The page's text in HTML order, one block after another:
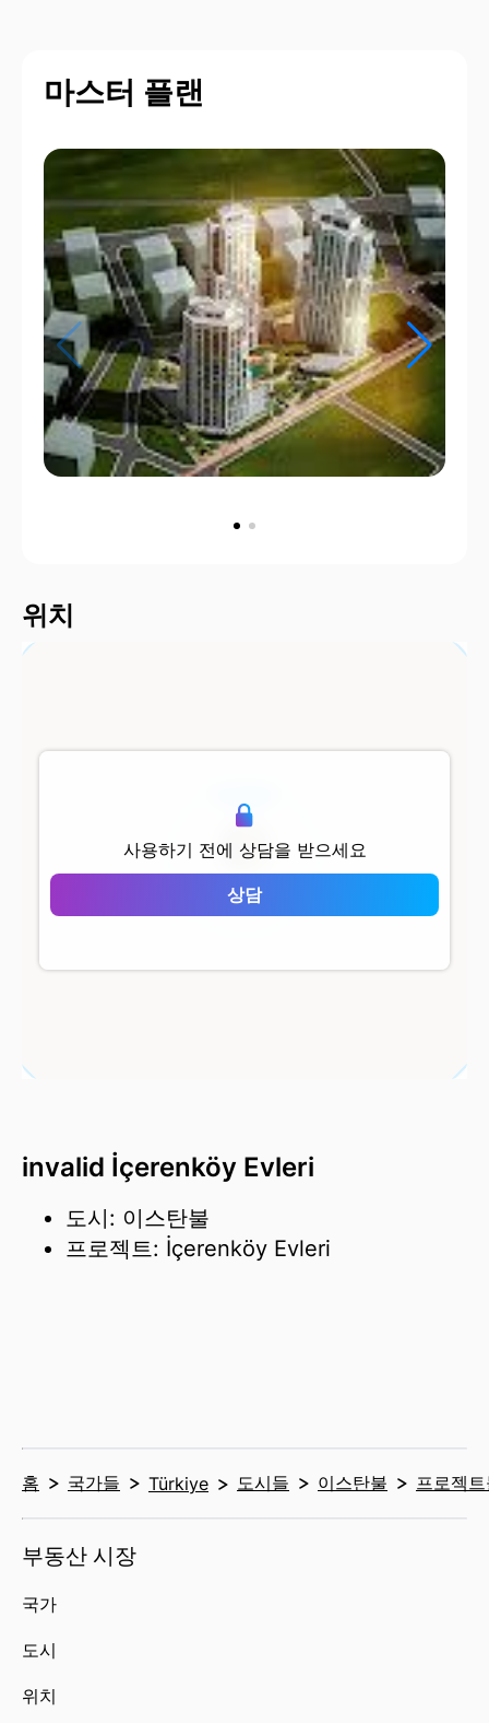
마스터 플랜
위치
사용하기 전에 상담을 받으세요
상담
İçerenköy Evleri
invalid İçerenköy Evleri
도시: 이스탄불
프로젝트: İçerenköy Evleri
홈 국가들 Türkiye 도시들 이스탄불 프로젝
부동산 시장
국가
도시
위치